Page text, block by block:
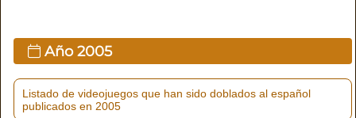
Año2005
Listado de videojuegos que han sido doblados al español
publicados en 2005